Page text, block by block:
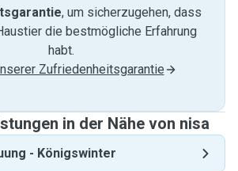
, um sicherzugehen, dass
die bestmögliche Erfahrung
habt.
Zufriedenheitsgarantie
in der Nähe von nisa
- Königswinter